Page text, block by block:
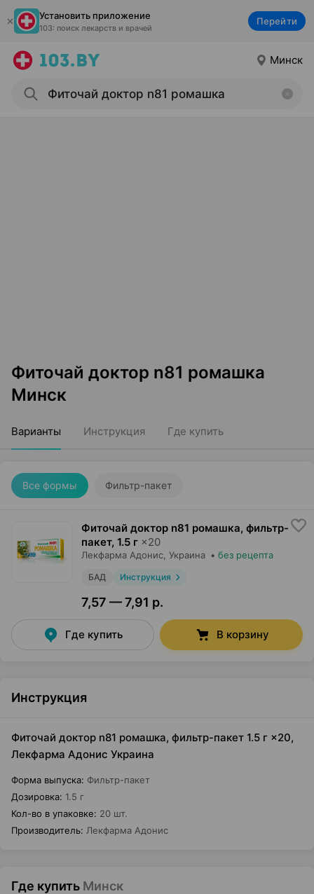
Установить приложение
103: поиск лекарств и врачей
Перейти
Минск
Фиточай доктор n81 ромашка
Минск
Варианты Инструкция Где купить
Все формы Фильтр-пакет
Фиточай доктор n81 ромашка, фильтр-
пакет, 1.5 г ×20
Лекфарма Адонис , Украина • без рецепта
БАД Инструкция
7,57 — 7,91 р.
Где купить В корзину
Инструкция
Фиточай доктор n81 ромашка, фильтр-пакет 1.5 г ×20,
Лекфарма Адонис Украина
Форма выпуска: Фильтр-пакет
Дозировка: 1.5 г
Кол-во в упаковке: 20 шт.
Производитель: Лекфарма Адонис
Где купить Минск